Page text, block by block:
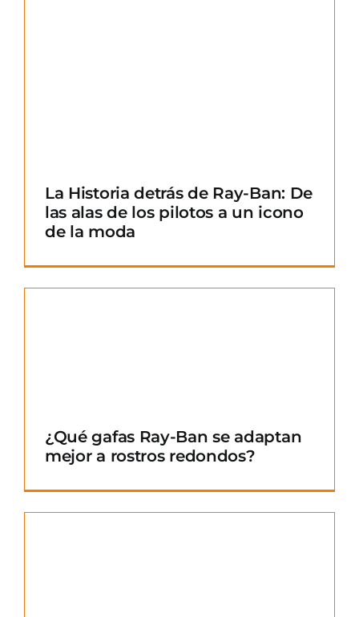
La Historia detrás de Ray-Ban: De
las alas de los pilotos a un icono
de la moda
¿Qué gafas Ray-Ban se adaptan
mejor a rostros redondos?